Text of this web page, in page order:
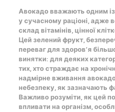
Авокадо вважають одним
у сучасному раціоні, адже
склад вітамінів, цінної
Цей зелений фрукт,
переваг для здоров’я
винятки: для деяких
тих, хто страждає на
надмірне вживання
небезпеку, як зазначають
Важливо розуміти, як цей
впливати на організм,